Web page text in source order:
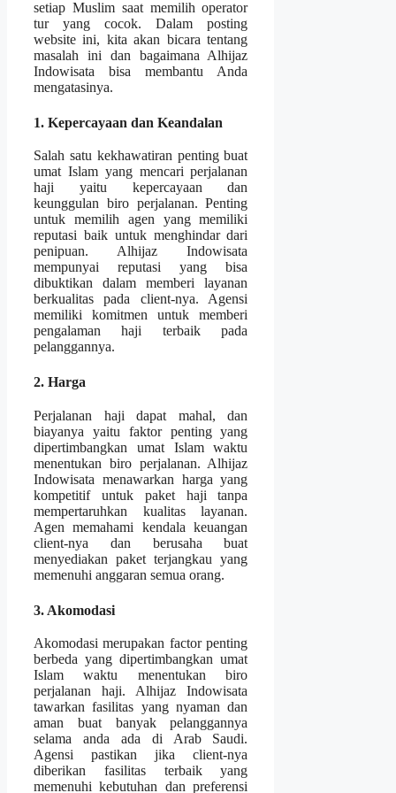
setiap Muslim saat memilih operator
tur yang cocok. Dalam posting
website ini, kita akan bicara tentang
masalah ini dan bagaimana Alhijaz
Indowisata bisa membantu Anda
mengatasinya.
1. Kepercayaan dan Keandalan
Salah satu kekhawatiran penting buat
umat Islam yang mencari perjalanan
haji yaitu kepercayaan dan
keunggulan biro perjalanan. Penting
untuk memilih agen yang memiliki
reputasi baik untuk menghindar dari
penipuan. Alhijaz Indowisata
mempunyai reputasi yang bisa
dibuktikan dalam memberi layanan
berkualitas pada client-nya. Agensi
memiliki komitmen untuk memberi
pengalaman haji terbaik pada
pelanggannya.
2. Harga
Perjalanan haji dapat mahal, dan
biayanya yaitu faktor penting yang
dipertimbangkan umat Islam waktu
menentukan biro perjalanan. Alhijaz
Indowisata menawarkan harga yang
kompetitif untuk paket haji tanpa
mempertaruhkan kualitas layanan.
Agen memahami kendala keuangan
client-nya dan berusaha buat
menyediakan paket terjangkau yang
memenuhi anggaran semua orang.
3. Akomodasi
Akomodasi merupakan factor penting
berbeda yang dipertimbangkan umat
Islam waktu menentukan biro
perjalanan haji. Alhijaz Indowisata
tawarkan fasilitas yang nyaman dan
aman buat banyak pelanggannya
selama anda ada di Arab Saudi.
Agensi pastikan jika client-nya
diberikan fasilitas terbaik yang
memenuhi kebutuhan dan preferensi